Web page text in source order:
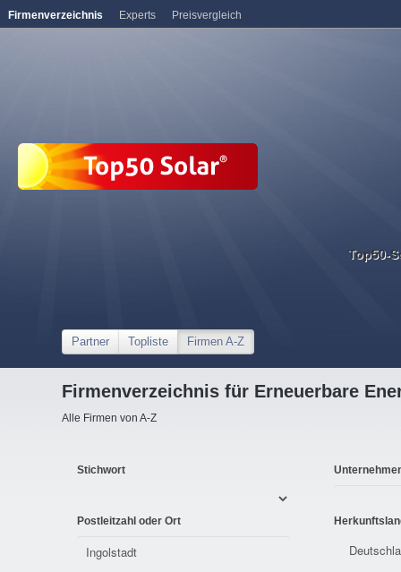
Top50-
Partner Topliste Firmen A-Z
Firmenverzeichnis für Erneuerbare
Alle Firmen von A-Z
Stichwort
Postleitzahl oder Ort
Firmenverzeichnis Experts Preisvergleich